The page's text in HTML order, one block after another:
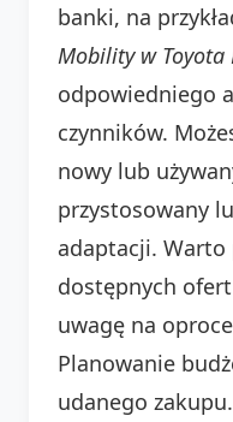
banki, na
Mobility w Toyota
odpowiedniego
czynników.
nowy lub
przystosowany
adaptacji.
dostępnych
uwagę na
Planowanie
udanego zakupu.